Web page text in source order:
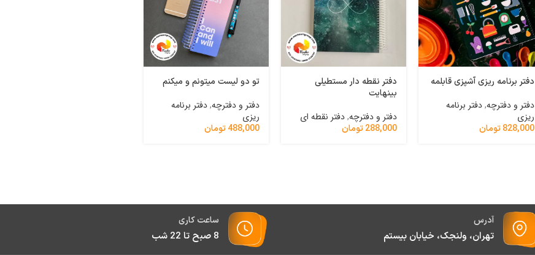
دفتر برنامه ریزی آشپزی قابلمه
دفتر و دفترچه,دفتر برنامه
ریزی
828,000تومان
دفتر نقطه دار مستطیلی
بینهایت
دفتر و دفترچه,دفتر نقطه ای
288,000تومان
تو دو لیست میتونم و میکنم
دفتر و دفترچه,دفتر برنامه
ریزی
488,000تومان
آدرس
تهران، ولنجک، خیابان بیستم
ساعت کاری
8 صبح تا 22 شب